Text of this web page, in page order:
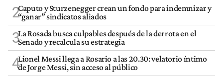
2Caputo y Sturzenegger crean un fondo para indemnizar y
“ganar” sindicatos aliados
3La Rosada busca culpables después de la derrota en el
Senado y recalcula su estrategia
4Lionel Messi llega a Rosario a las 20.30: velatorio íntimo
de Jorge Messi, sin acceso al público